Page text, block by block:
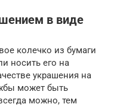
в виде
колечко из бумаги
носить его на
украшения на
может быть
можно, тем